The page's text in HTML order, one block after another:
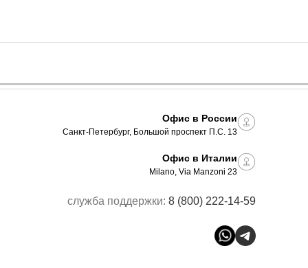
Офис в России
Санкт-Петербург, Большой проспект П.С. 13
Офис в Италии
Milano, Via Manzoni 23
служба поддержки: 8 (800) 222-14-59